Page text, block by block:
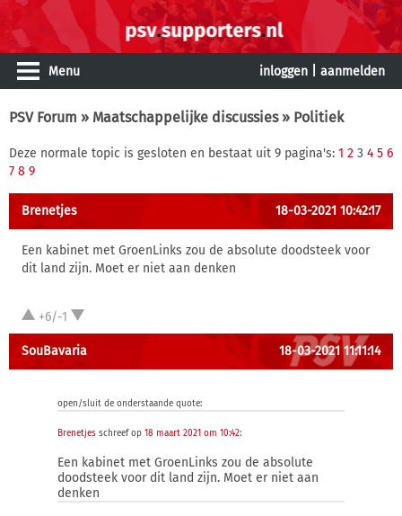
Menu inloggen aanmelden
PSV Forum » Maatschappelijke discussies» Politiek
Deze normale topic is gesloten en bestaat uit 9 pagina's: 1 2 3 4 5 6
7 8 9
Brenetjes 18-03-2021 10:42:17
Een kabinet met GroenLinks zou de absolute doodsteek voor
dit land zijn. Moet er niet aan denken
+6/-1
SouBavaria 18-03-2021 11:11:14
open/sluit de onderstaande quote:
Brenetjes schreef op 18 maart 2021 om 10:42:
Een kabinet met GroenLinks zou de absolute
doodsteek voor dit land zijn. Moet er niet aan
denken